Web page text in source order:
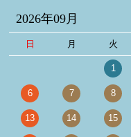
2026年09月
日 月 火
1
6 7 8
13 14 15